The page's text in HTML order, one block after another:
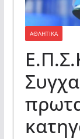
ΑΘΛΗΤΙΚΑ